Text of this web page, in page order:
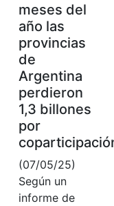
meses del
año las
provincias
de
Argentina
perdieron
1,3 billones
por
(07/05/25)
Según un
informe de